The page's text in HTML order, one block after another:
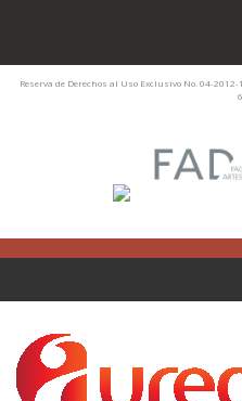
Reserva de Derechos al Uso Exclusivo No. 04-